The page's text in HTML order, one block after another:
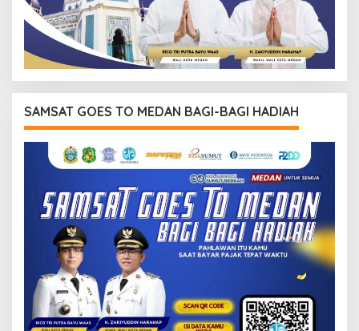
SAMSAT GOES TO MEDAN BAGI-BAGI HADIAH